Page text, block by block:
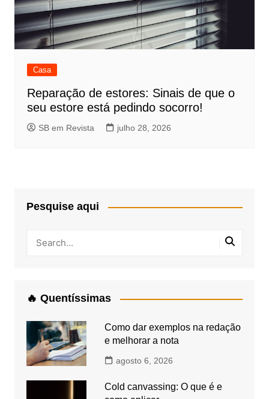
Casa
Reparação de estores: Sinais de que o
seu estore está pedindo socorro!
SB em Revista julho 28, 2026
Pesquise aqui
🔥 Quentíssimas
Como dar exemplos na redação
e melhorar a nota
agosto 6, 2026
Cold canvassing: O que é e